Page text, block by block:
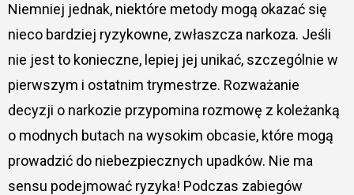
Niemniej jednak, niektóre metody mogą okazać się
nieco bardziej ryzykowne, zwłaszcza narkoza. Jeśli
nie jest to konieczne, lepiej jej unikać, szczególnie w
pierwszym i ostatnim trymestrze. Rozważanie
decyzji o narkozie przypomina rozmowę z koleżanką
o modnych butach na wysokim obcasie, które mogą
prowadzić do niebezpiecznych upadków. Nie ma
sensu podejmować ryzyka! Podczas zabiegów